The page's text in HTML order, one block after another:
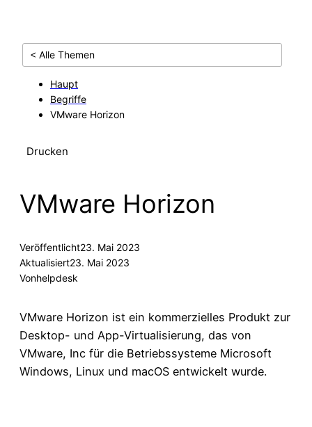
< Alle Themen
Haupt
Begriffe
VMware Horizon
Drucken
VMware Horizon
Veröffentlicht23. Mai 2023
Aktualisiert23. Mai 2023
Vonhelpdesk
VMware Horizon ist ein kommerzielles Produkt zur
Desktop- und App-Virtualisierung, das von
VMware, Inc für die Betriebssysteme Microsoft
Windows, Linux und macOS entwickelt wurde.